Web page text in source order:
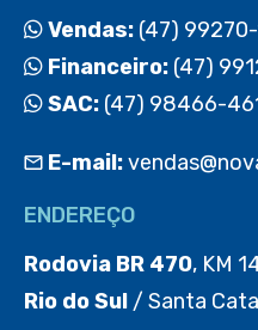
Vendas: (47)
Financeiro: (47)
SAC: (47) 98466-
E-mail:
ENDEREÇO
Rodovia BR 470, KM
Rio do Sul / Santa